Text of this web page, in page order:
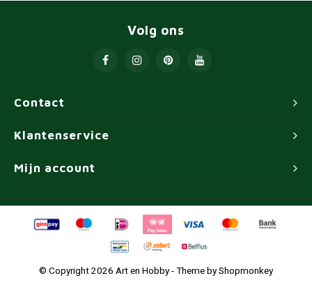
Contact
Volg ons
Klantenservice
Mijn account
© Copyright 2026 Art en Hobby - Theme byShopmonkey